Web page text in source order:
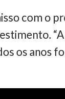
com o
os anos